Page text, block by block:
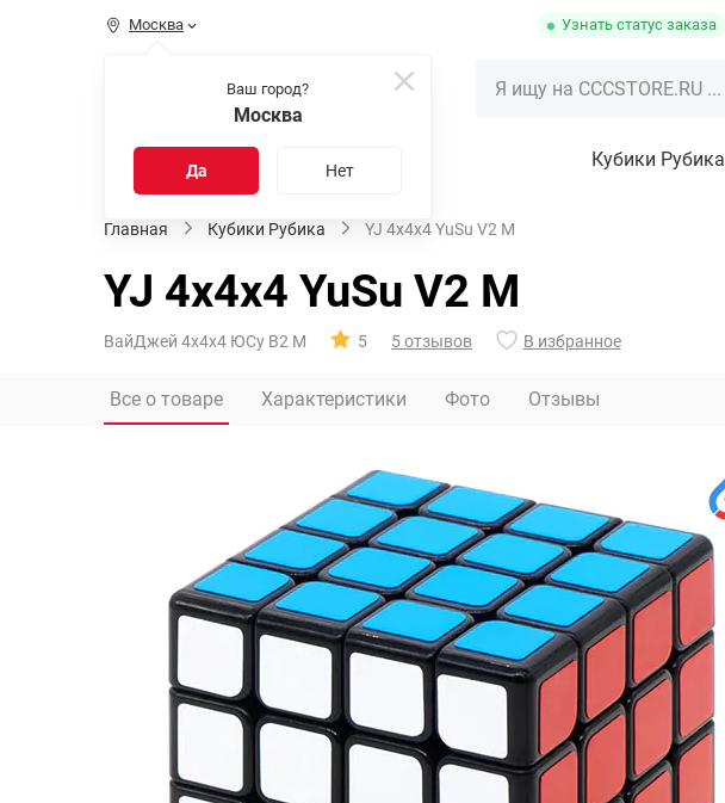
Москва
Ваш город?
Москва
Да Нет
Узнать статус заказа
КАТАЛОГ
Распродажа Кубики Рубика
Главная Кубики Рубика YJ 4x4x4 YuSu V2 M
YJ 4x4x4 YuSu V2 M
ВайДжей 4х4х4 ЮСу В2 М 5 5 отзывов В избранное
Все о товаре Характеристики Фото Отзывы